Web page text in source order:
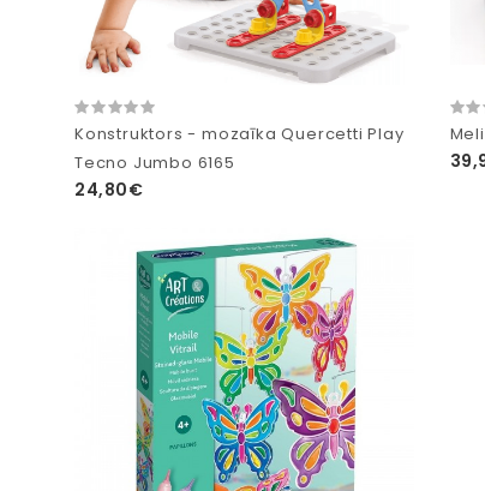
Konstruktors - mozaīka Quercetti Play
Tecno Jumbo 6165
24,80€